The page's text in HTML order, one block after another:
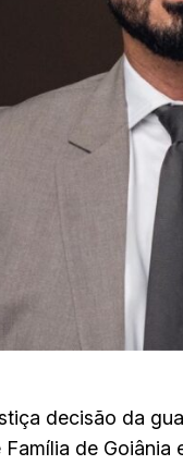
decisão da
de